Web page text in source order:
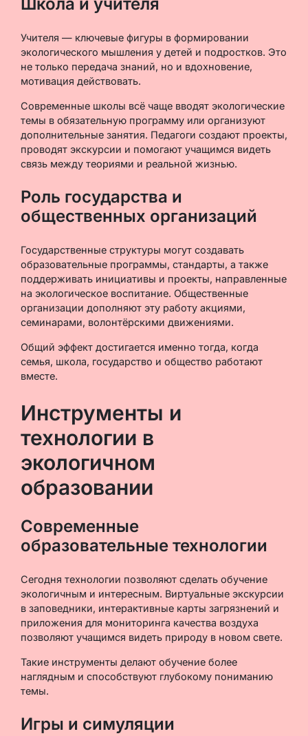
Учителя — ключевые фигуры в формировании
экологического мышления у детей и подростков. Это
не только передача знаний, но и вдохновение,
мотивация действовать.
Современные школы всё чаще вводят экологические
темы в обязательную программу или организуют
дополнительные занятия. Педагоги создают проекты,
проводят экскурсии и помогают учащимся видеть
связь между теориями и реальной жизнью.
Роль государства и
общественных организаций
Государственные структуры могут создавать
образовательные программы, стандарты, а также
поддерживать инициативы и проекты, направленные
на экологическое воспитание. Общественные
организации дополняют эту работу акциями,
семинарами, волонтёрскими движениями.
Общий эффект достигается именно тогда, когда
семья, школа, государство и общество работают
вместе.
Инструменты и
технологии в
экологичном
образовании
Современные
образовательные технологии
Сегодня технологии позволяют сделать обучение
экологичным и интересным. Виртуальные экскурсии
в заповедники, интерактивные карты загрязнений и
приложения для мониторинга качества воздуха
позволяют учащимся видеть природу в новом свете.
Такие инструменты делают обучение более
наглядным и способствуют глубокому пониманию
темы.
Игры и симуляции